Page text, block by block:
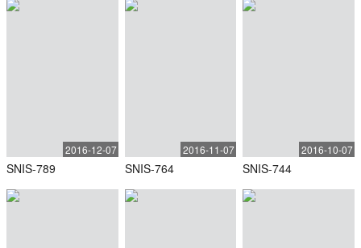
2016-12-07
SNIS-789
2016-11-07
SNIS-764
2016-10-07
SNIS-744